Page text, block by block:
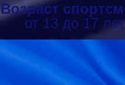
Возраст
от 13 до 17 лет